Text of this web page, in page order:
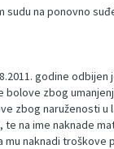
na ponovno
godine
zbog
zbog naruženosti
na ime naknade
naknadi